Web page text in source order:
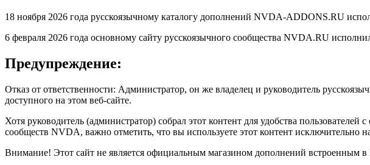
18 ноября 2026 года русскоязычному каталогу дополнений NVDA-ADDONS.RU
6 февраля 2026 года основному сайту русскоязычного сообщества NVDA.RU
Предупреждение:
Отказ от ответственности: Администратор, он же владелец и руководитель
доступного на этом веб-сайте.
Хотя руководитель (администратор) собрал этот контент для удобства
сообществ NVDA, важно отметить, что вы используете этот контент исключительно
Внимание! Этот сайт не является официальным магазином дополнений встроенным